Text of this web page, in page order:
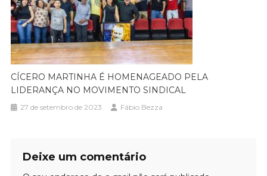
CÍCERO MARTINHA É HOMENAGEADO PELA
LIDERANÇA NO MOVIMENTO SINDICAL
27 de setembro de 2023 Fábio Bezza
Deixe um comentário